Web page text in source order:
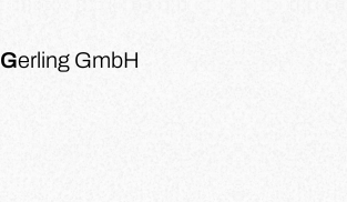
Gerling GmbH